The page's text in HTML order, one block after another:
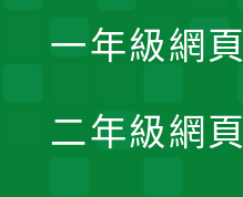
一年級網頁
二年級網頁